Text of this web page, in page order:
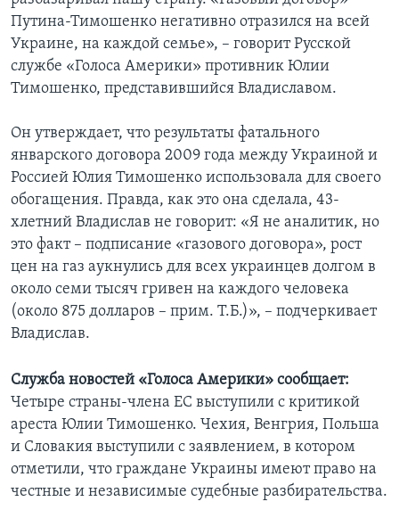
Путина-Тимошенко негативно отразился на всей
Украине, на каждой семье», – говорит Русской
службе «Голоса Америки» противник Юлии
Тимошенко, представившийся Владиславом.
Он утверждает, что результаты фатального
январского договора 2009 года между Украиной и
Россией Юлия Тимошенко использовала для своего
обогащения. Правда, как это она сделала, 43-
хлетний Владислав не говорит: «Я не аналитик, но
это факт – подписание «газового договора», рост
цен на газ аукнулись для всех украинцев долгом в
около семи тысяч гривен на каждого человека
(около 875 долларов – прим. Т.Б.)», – подчеркивает
Владислав.
Служба новостей «Голоса Америки» сообщает:
Четыре страны-члена ЕС выступили с критикой
ареста Юлии Тимошенко. Чехия, Венгрия, Польша
и Словакия выступили с заявлением, в котором
отметили, что граждане Украины имеют право на
честные и независимые судебные разбирательства.